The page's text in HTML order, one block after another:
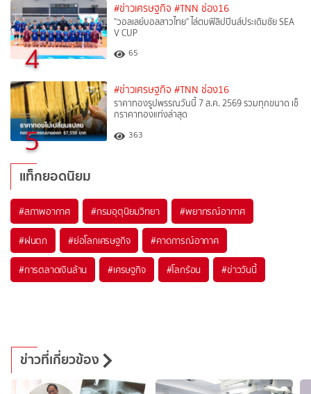
4
#ข่าวเศรษฐกิจ #TNN ช่อง16
"วอลเลย์บอลสาวไทย" ไล่ตบฟิลิปปินส์ประเดิมชัย SEA
V CUP
65
5
#ข่าวเศรษฐกิจ #TNN ช่อง16
ราคาทองรูปพรรณวันนี้ 7 ส.ค. 2569 รวมทุกขนาด เช็
กราคาทองแท่งล่าสุด
363
แท็กยอดนิยม
#สภาพอากาศ #กรมอุตุนิยมวิทยา #พยากรณ์อากาศ
#ฝนตก #ย่อโลกเศรษฐกิจ #คาดการณ์อากาศ
#การตลาดเงินล้าน #เศรษฐกิจ #โลกร้อน #ข่าววันนี้
ข่าวที่เกี่ยวข้อง